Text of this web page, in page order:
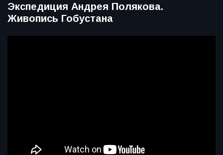
Экспедиция Андрея Полякова.
Живопись Гобустана